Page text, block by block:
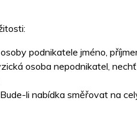
podnikatele jméno,
osoba nepodnikatel,
li nabídka směřovat na